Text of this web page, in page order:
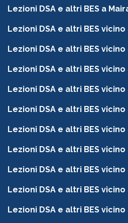
Lezioni DSA e altri BES a
Lezioni DSA e altri BES
Lezioni DSA e altri BES
Lezioni DSA e altri BES
Lezioni DSA e altri BES
Lezioni DSA e altri BES
Lezioni DSA e altri BES
Lezioni DSA e altri BES
Lezioni DSA e altri BES
Lezioni DSA e altri BES
Lezioni DSA e altri BES vicino